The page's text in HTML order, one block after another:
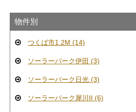
物件別
つくば市1.2M (14)
ソーラーパーク伊田 (3)
ソーラーパーク日光 (3)
ソーラーパーク犀川II (6)